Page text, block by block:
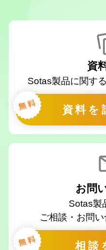
資
Sotas製品に関す
資料を
お問
Sotas製
ご相談・お問い
相談